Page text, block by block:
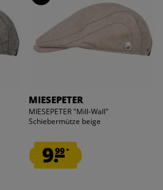
MIESEPETER
MIESEPETER "Mill-Wall"
Schiebermütze beige
9.99*